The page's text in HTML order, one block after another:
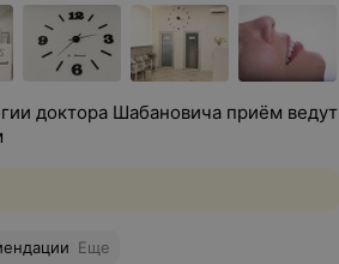
доктора Шабановича приём ведут
Еще